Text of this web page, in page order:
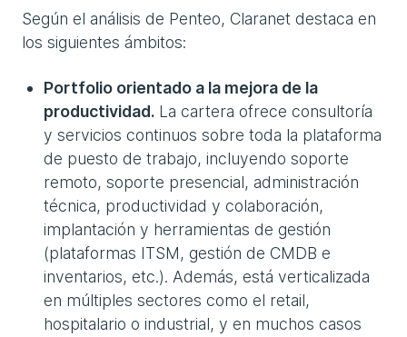
Según el análisis de Penteo, Claranet destaca en
los siguientes ámbitos:
Portfolio orientado a la mejora de la
productividad. La cartera ofrece consultoría
y servicios continuos sobre toda la plataforma
de puesto de trabajo, incluyendo soporte
remoto, soporte presencial, administración
técnica, productividad y colaboración,
implantación y herramientas de gestión
(plataformas ITSM, gestión de CMDB e
inventarios, etc.). Además, está verticalizada
en múltiples sectores como el retail,
hospitalario o industrial, y en muchos casos